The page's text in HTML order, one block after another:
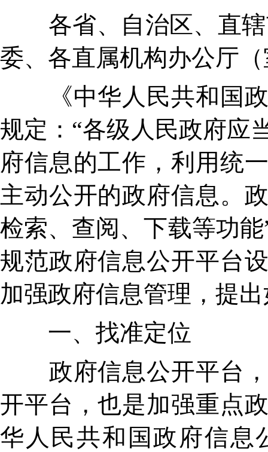
各省、自治区、直辖
委、各直属机构办公厅
《中华人民共和国政
规定：“各级人民政府应
府信息的工作，利用统
主动公开的政府信息。
检索、查阅、下载等功
规范政府信息公开平台
加强政府信息管理，提
一、找准定位
政府信息公开平台，
开平台，也是加强重点
华人民共和国政府信息